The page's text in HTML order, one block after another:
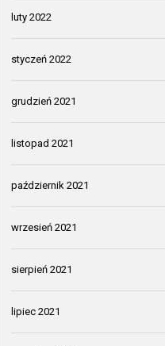
luty 2022
styczeń 2022
grudzień 2021
listopad 2021
październik 2021
wrzesień 2021
sierpień 2021
lipiec 2021